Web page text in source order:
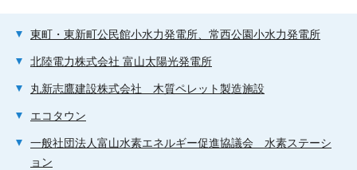
東町・東新町公民館小水力発電所、常西公園小水力発電所
北陸電力株式会社 富山太陽光発電所
丸新志鷹建設株式会社 木質ペレット製造施設
エコタウン
一般社団法人富山水素エネルギー促進協議会 水素ステーシ
ョン